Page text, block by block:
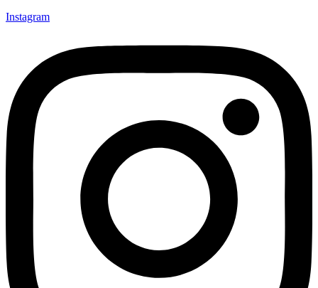
Instagram